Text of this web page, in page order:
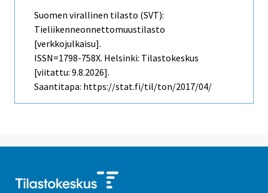
Suomen virallinen tilasto (SVT):
Tieliikenneonnettomuustilasto
[verkkojulkaisu].
ISSN=1798-758X. Helsinki: Tilastokeskus
[viitattu: 9.8.2026].
Saantitapa: https://stat.fi/til/ton/2017/04/